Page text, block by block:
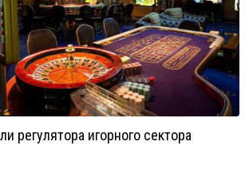
регулятора игорного сектора